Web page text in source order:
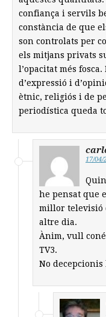
confiança i servils
constància de que
son controlats per
els mitjans privats
l’opacitat més
d’expressió i
ètnic, religiós i de
periodística queda
17/04/
he pensat que
millor televisió
altre dia.
Ànim, vull
TV3.
No